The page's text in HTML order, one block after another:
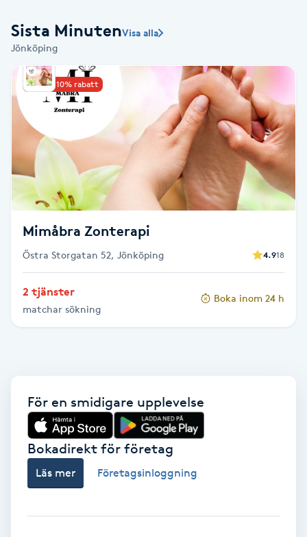
Babylights
Balayage
Bambumassage
Barber
Barnklippning
Blowout
Bottenfärg
Brynformning
Brynplockning
Bröllopsuppsättning
Sista Minuten
Jönköping
Visa alla
Upp till 10% rabatt
Mimåbra Zonterapi
Östra Storgatan 52, Jönköping 4.918
2 tjänster
matchar sökning
Boka inom 24 h
För en smidigare upplevelse
Bokadirekt för företag
Läs mer Företagsinloggning